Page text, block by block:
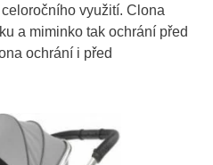
využití. Clona
a miminko tak ochrání před
ochrání i před